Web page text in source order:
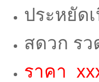
ประหยัด
สดวก ร
ราคา